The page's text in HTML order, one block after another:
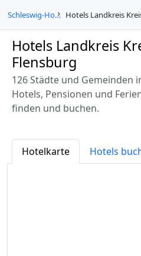
Schleswig-Holstein Hotels Landkreis
Hotels Landkreis
Flensburg
126 Städte und Gemeinden
Hotels, Pensionen und
finden und buchen.
Hotelkarte Hotels